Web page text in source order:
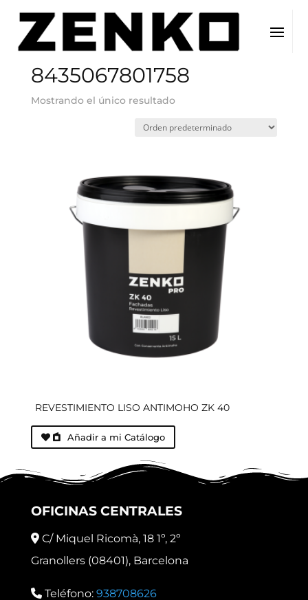
Inicio / EAN del producto / 8435067801758
8435067801758
Mostrando el único resultado
REVESTIMIENTO LISO ANTIMOHO ZK 40
Añadir a mi Catálogo
OFICINAS CENTRALES
C/ Miquel Ricomà, 18 1º, 2º
Granollers (08401), Barcelona
Teléfono: 938708626